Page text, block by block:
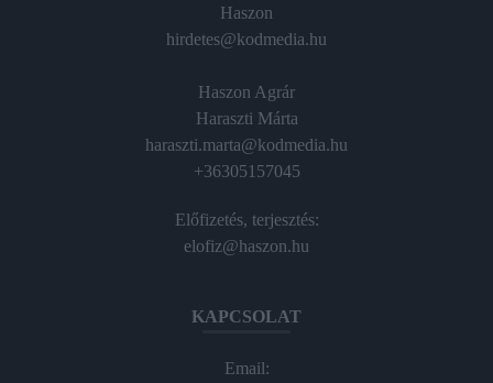
Haszon
hirdetes@kodmedia.hu
Haszon Agrár
Haraszti Márta
haraszti.marta@kodmedia.hu
+36305157045
Előfizetés, terjesztés:
elofiz@haszon.hu
KAPCSOLAT
Email: